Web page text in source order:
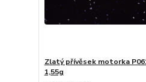
Zlatý přívěsek motorka
1,55g